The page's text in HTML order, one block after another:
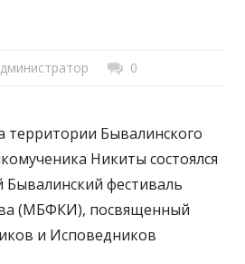
0
территории Бывалинского
Никиты состоялся
фестиваль
(МБФКИ), посвященный
и Исповедников